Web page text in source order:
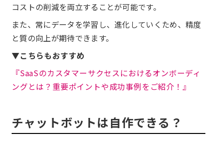
コストの削減を両立することが可能です。
また、常にデータを学習し、進化していくため、精度
と質の向上が期待できます。
▼こちらもおすすめ
『SaaSのカスタマーサクセスにおけるオンボーディ
ングとは？重要ポイントや成功事例をご紹介！』
チャットボットは自作できる？